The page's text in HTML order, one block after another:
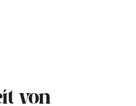
von